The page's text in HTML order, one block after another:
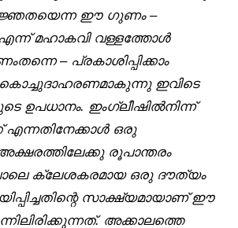
ഈ ഗുണം –
മഹാകവി വള്ളത്തോൾ
– പ്രകാശിപ്പിക്കാം
കൊച്ചുദാഹരണമാകുന്നു ഇവിടെ
ഉപധാനം. ഇംഗ്ലീഷിൽനിന്ന്
എന്നതിനേക്കാൾ ഒരു
അക്ഷരത്തിലേക്കു രൂപാന്തരം
ക്ലേശകരമായ ഒരു ദൗത്യം
സാക്ഷ്യമായാണ് ഈ
അക്കാലത്തെ